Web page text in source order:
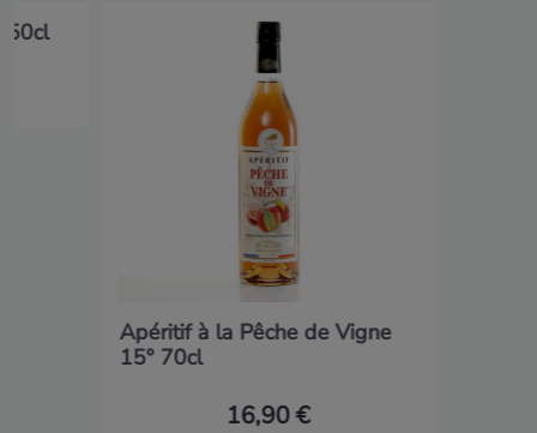
50cl
Apéritif à la Pêche de Vigne
15° 70cl
16,90 €